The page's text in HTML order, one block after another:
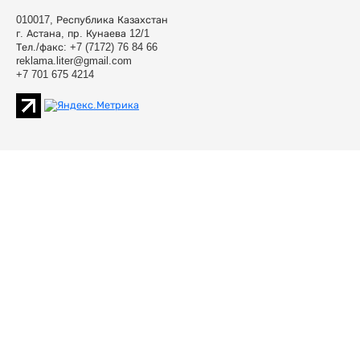
010017, Республика Казахстан
г. Астана, пр. Кунаева 12/1
Тел./факс: +7 (7172) 76 84 66
reklama.liter@gmail.com
+7 701 675 4214